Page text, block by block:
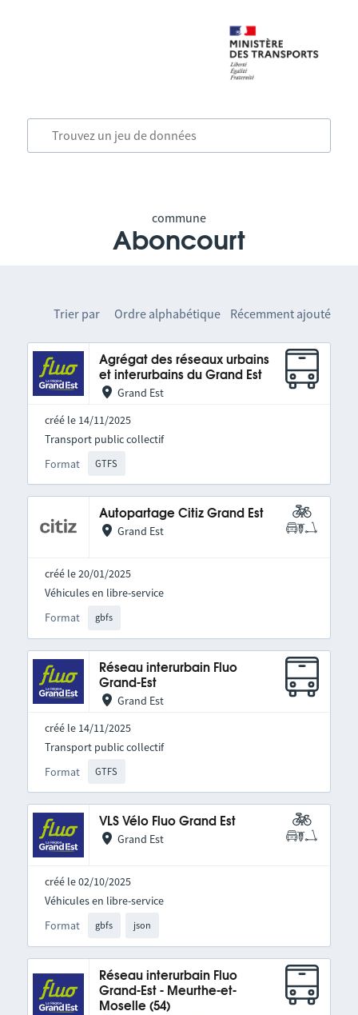
commune
Aboncourt
Trier par Ordre alphabétique Récemment ajouté
Agrégat des réseaux urbains
et interurbains du Grand Est
Grand Est
créé le 14/11/2025
Format GTFS
Transport public collectif
Autopartage Citiz Grand Est
Grand Est
créé le 20/01/2025
Format gbfs
Véhicules en libre-service
Réseau interurbain Fluo
Grand-Est
Grand Est
créé le 14/11/2025
Format GTFS
Transport public collectif
VLS Vélo Fluo Grand Est
Grand Est
créé le 02/10/2025
Format gbfs json
Véhicules en libre-service
Réseau interurbain Fluo
Grand-Est - Meurthe-et-
Moselle (54)